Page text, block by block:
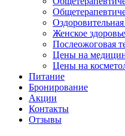
Женское здоровье
Послеожоговая
Цены на
Цены на
Питание
Бронирование
Акции
Контакты
Отзывы